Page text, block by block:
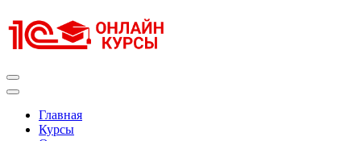
к
содержимому
Главная
Курсы